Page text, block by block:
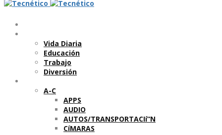
Vida Diaria
Educación
Trabajo
Diversión
A-C
APPS
AUDIO
AUTOS/TRANSPORTACIí“N
CíMARAS